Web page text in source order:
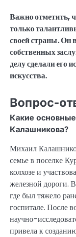
Важно отметить,
только
своей страны. Он
собственных
делу сделали его
искусства.
Вопрос-
Какие
Калашникова?
Михаил
семье в поселке
колхозе и
железной дороги.
где был тяжело
госпитале. После
научно-
привела к